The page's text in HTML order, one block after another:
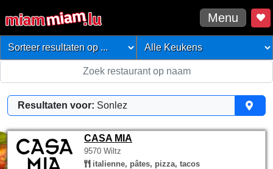
Menu
Resultaten voor: Sonlez
CASA MIA
9570 Wiltz
italienne, pâtes, pizza, tacos